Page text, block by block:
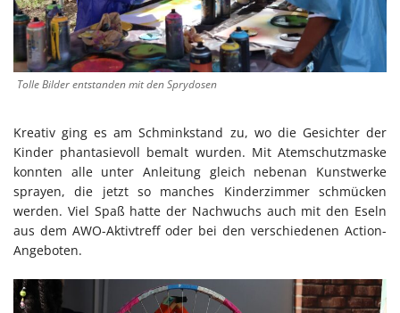
Tolle Bilder entstanden mit den Sprydosen
Kreativ ging es am Schminkstand zu, wo die Gesichter der
Kinder phantasievoll bemalt wurden. Mit Atemschutzmaske
konnten alle unter Anleitung gleich nebenan Kunstwerke
sprayen, die jetzt so manches Kinderzimmer schmücken
werden. Viel Spaß hatte der Nachwuchs auch mit den Eseln
aus dem AWO-Aktivtreff oder bei den verschiedenen Action-
Angeboten.